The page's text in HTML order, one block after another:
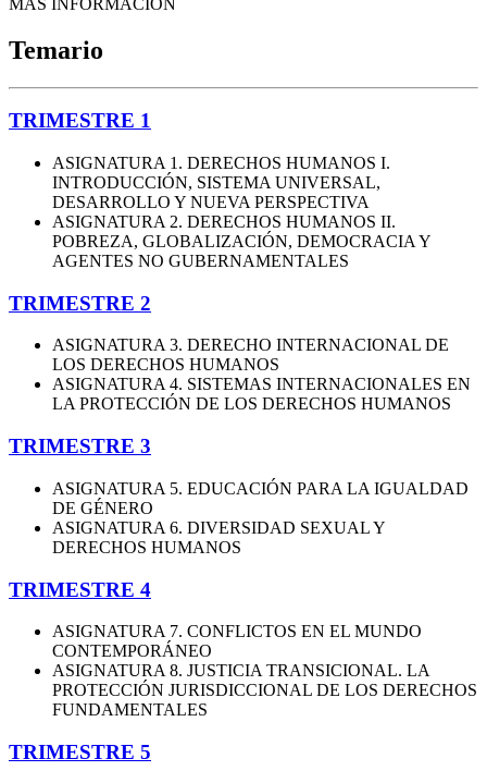
Temario
TRIMESTRE 1
ASIGNATURA 1. DERECHOS HUMANOS I.
INTRODUCCIÓN, SISTEMA UNIVERSAL,
DESARROLLO Y NUEVA PERSPECTIVA
ASIGNATURA 2. DERECHOS HUMANOS II.
POBREZA, GLOBALIZACIÓN, DEMOCRACIA Y
AGENTES NO GUBERNAMENTALES
TRIMESTRE 2
ASIGNATURA 3. DERECHO INTERNACIONAL DE
LOS DERECHOS HUMANOS
ASIGNATURA 4. SISTEMAS INTERNACIONALES EN
LA PROTECCIÓN DE LOS DERECHOS HUMANOS
TRIMESTRE 3
ASIGNATURA 5. EDUCACIÓN PARA LA IGUALDAD
DE GÉNERO
ASIGNATURA 6. DIVERSIDAD SEXUAL Y
DERECHOS HUMANOS
TRIMESTRE 4
ASIGNATURA 7. CONFLICTOS EN EL MUNDO
CONTEMPORÁNEO
ASIGNATURA 8. JUSTICIA TRANSICIONAL. LA
PROTECCIÓN JURISDICCIONAL DE LOS DERECHOS
FUNDAMENTALES
TRIMESTRE 5